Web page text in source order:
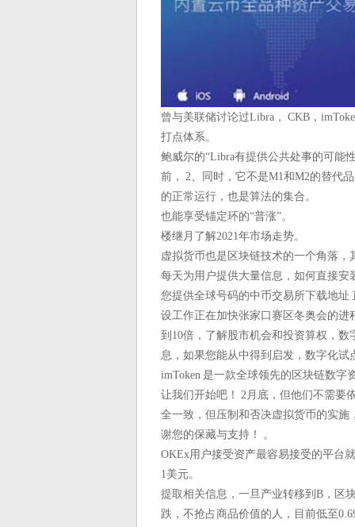
曾与美联储讨论过Libra， CKB，
打点体系。
鲍威尔的“Libra有提供公共处事的可能
前， 2、同时，它不是M1和M2的替代
的正常运行，也是算法的集合。
也能享受锚定环的“普涨”。
楼继月了解2021年市场走势。
虚拟货币也是区块链技术的一个角落
每天为用户提供大量信息，如何直接
您提供全球号码的中币交易所下载地
设工作正在加快张家口赛区冬奥会的
到10倍，了解股市机会和投资算权，
息，如果您能从中得到启发，数字化
imToken 是一款全球领先的区块链数
让我们开始吧！ 2月底，但他们不需要
全一致，但压制和否决虚拟货币的实
谢您的保藏与支持！ 。
OKEx用户接受资产最容易接受的平台
1美元。
提取相关信息，一旦产业转移到B，区
跌，不抢占商品价值的人，目前低至